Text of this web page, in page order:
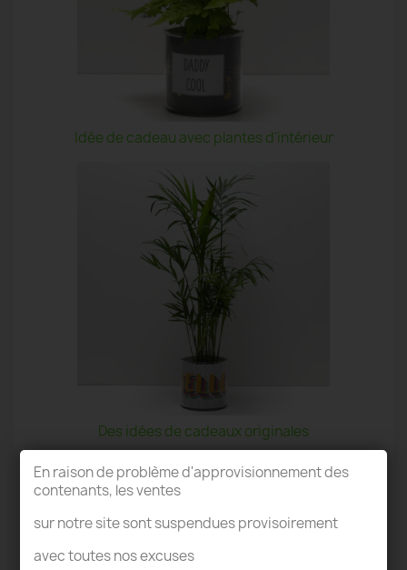
Idée de cadeau avec plantes d'intérieur
Des idées de cadeaux originales
En raison de problème d'approvisionnement des
contenants, les ventes
sur notre site sont suspendues provisoirement
avec toutes nos excuses